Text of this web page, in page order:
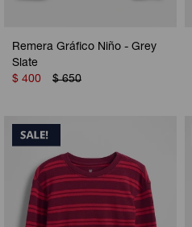
Remera Gráfico Niño - Grey
Slate
$ 400 $ 650